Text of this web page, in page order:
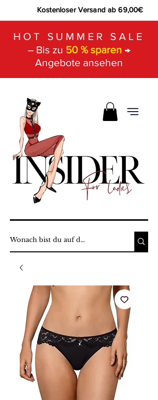
Kostenloser Versand ab 69,00€
HOT SUMMER SALE
– Bis zu 50 % sparen →
Angebote ansehen